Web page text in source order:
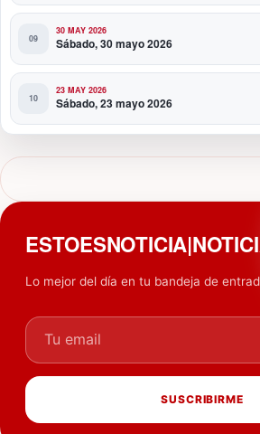
30 MAY 2026
Sábado, 30 mayo 2026
23 MAY 2026
Sábado, 23 mayo 2026
Lo mejor del día en tu bandeja de
Tu email
SUSCRIBIRME